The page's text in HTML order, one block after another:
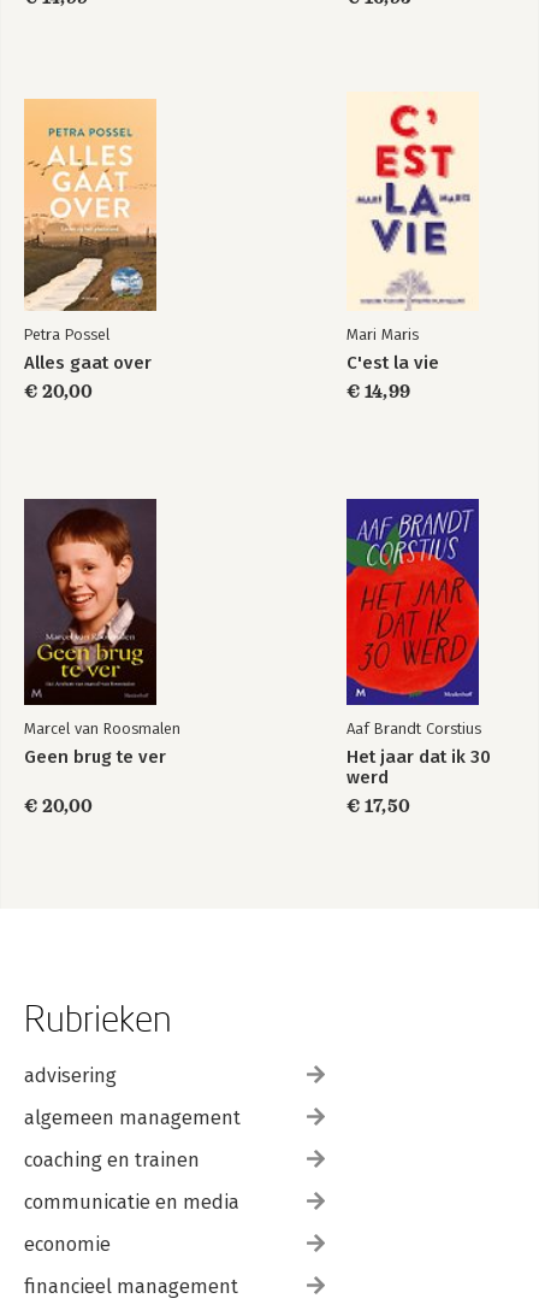
Petra Possel
Alles gaat over
€ 20,00
Mari Maris
C'est la vie
€ 14,99
Marcel van Roosmalen
Geen brug te ver
€ 20,00
Aaf Brandt Corstius
Het jaar dat ik 30
werd
€ 17,50
Rubrieken
advisering
algemeen management
coaching en trainen
communicatie en media
economie
financieel management